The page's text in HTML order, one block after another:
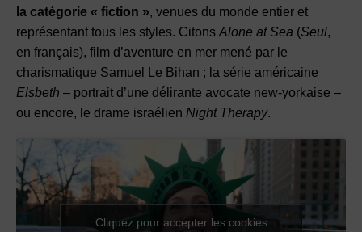
la catégorie « fiction », venues du monde entier et
représentant tous les styles. Citons Alone at Sea (Seul,
en français), film d’aventure en mer mené par le
charismatique Samuel Le Bihan ; la série américaine
Elsbeth – portrait d’une délirante avocate new-yorkaise –
ou encore, le drame israélien Night Therapy.
Cliquez pour accepter les cookies